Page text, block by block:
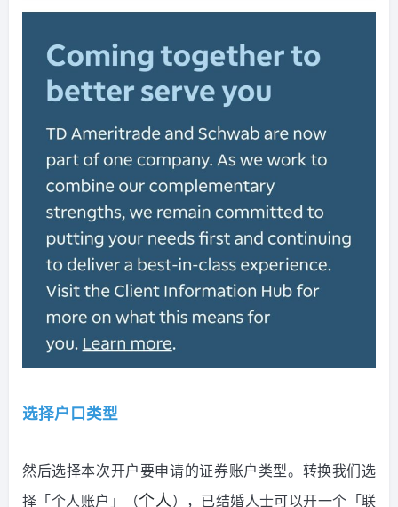
选择户口类型
然后选择本次开户要申请的证券账户类型。转换我们选
择「个人账户」（个人），已结婚人士可以开一个「联